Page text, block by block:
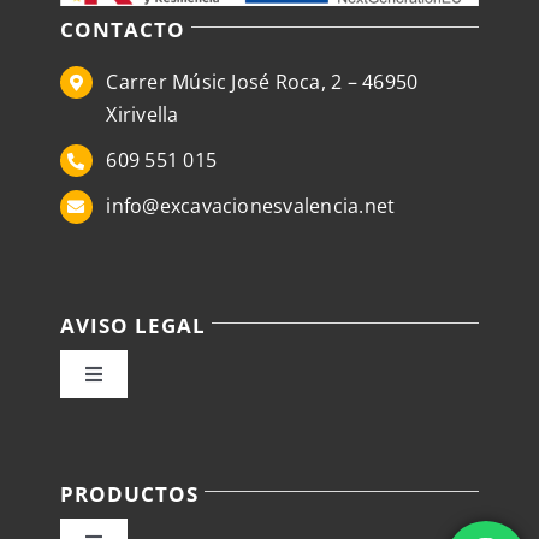
CONTACTO
Carrer Músic José Roca, 2 – 46950
Xirivella
609 551 015
info@excavacionesvalencia.net
AVISO LEGAL
Toggle
Condiciones de venta
PRODUCTOS